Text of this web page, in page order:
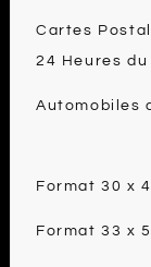
Cartes
24 Heures du
Automobiles
Format 30 x
Format 33 x